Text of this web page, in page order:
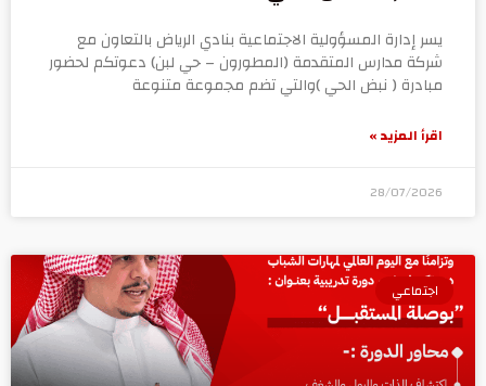
يسر إدارة المسؤولية الاجتماعية بنادي الرياض بالتعاون مع
شركة مدارس المتقدمة (المطورون – حي لبن) دعوتكم لحضور
مبادرة ( نبض الحي )والتي تضم مجموعة متنوعة
اقرأ المزيد »
28/07/2026
اجتماعي